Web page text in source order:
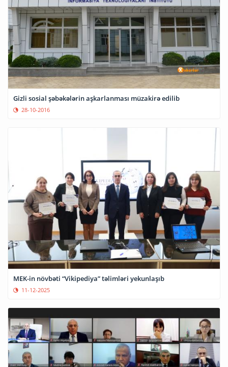
Gizli sosial şəbəkələrin aşkarlanması müzakirə edilib
28-10-2016
MEK-in növbəti “Vikipediya” təlimləri yekunlaşıb
11-12-2025